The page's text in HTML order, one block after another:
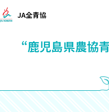
JA全青協
“鹿児島県農協